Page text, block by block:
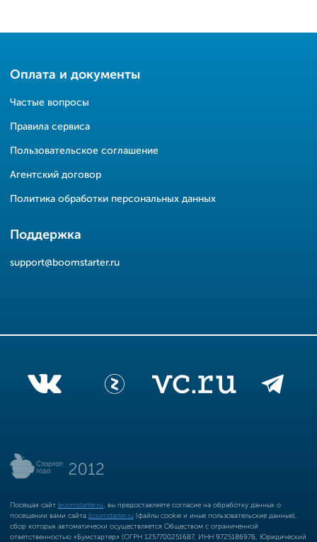
Оплата и документы
Частые вопросы
Правила сервиса
Пользовательское соглашение
Агентский договор
Политика обработки персональных данных
Поддержка
support@boomstarter.ru
Посещая сайт boomstarter.ru , вы предоставляете согласие на обработку данных о
посещении вами сайта boomstarter.ru (файлы cookie и иные пользовательские данные),
сбор которых автоматически осуществляется Обществом с ограниченной
ответственностью «Бумстартер» (ОГРН 1257700251687, ИНН 9725186976, Юридический